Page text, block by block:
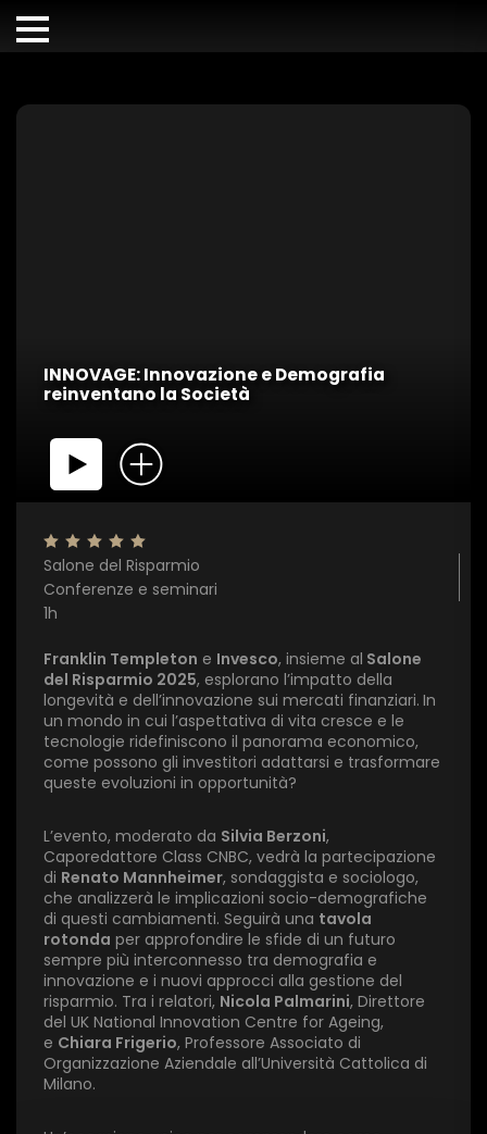
INNOVAGE: Innovazione e Demografia
reinventano la Società
Salone del Risparmio
Conferenze e seminari
1h
Franklin Templeton e Invesco, insieme al Salone
del Risparmio 2025, esplorano l’impatto della
longevità e dell’innovazione sui mercati finanziari. In
un mondo in cui l’aspettativa di vita cresce e le
tecnologie ridefiniscono il panorama economico,
come possono gli investitori adattarsi e trasformare
queste evoluzioni in opportunità?
L’evento, moderato da Silvia Berzoni,
Caporedattore Class CNBC, vedrà la partecipazione
di Renato Mannheimer, sondaggista e sociologo,
che analizzerà le implicazioni socio-demografiche
di questi cambiamenti. Seguirà una tavola
rotonda per approfondire le sfide di un futuro
sempre più interconnesso tra demografia e
innovazione e i nuovi approcci alla gestione del
risparmio. Tra i relatori, Nicola Palmarini, Direttore
del UK National Innovation Centre for Ageing,
e Chiara Frigerio, Professore Associato di
Organizzazione Aziendale all’Università Cattolica di
Milano.
×
5 stars
4 stars
3 stars
2 stars
1 star
Invia